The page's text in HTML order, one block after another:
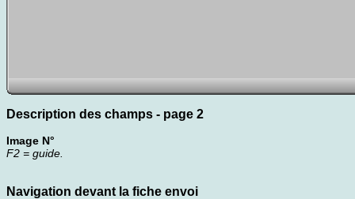
Description des champs - page 2
Image N°
F2 = guide.
Navigation devant la fiche envoi